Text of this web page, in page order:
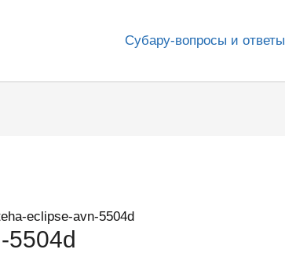
Субару-вопросы и ответы
eclipse-avn-5504d
5504d